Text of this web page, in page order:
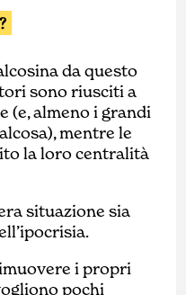
da questo
sono riusciti a
(e, almeno i grandi
mentre le
la loro centralità
situazione sia
i propri
pochi